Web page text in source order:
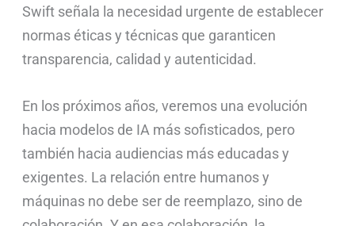
Swift señala la necesidad urgente de establecer
normas éticas y técnicas que garanticen
transparencia, calidad y autenticidad.
En los próximos años, veremos una evolución
hacia modelos de IA más sofisticados, pero
también hacia audiencias más educadas y
exigentes. La relación entre humanos y
máquinas no debe ser de reemplazo, sino de